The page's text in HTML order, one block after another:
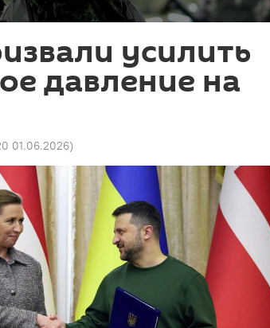
усилить
давление на
01.06.2026)